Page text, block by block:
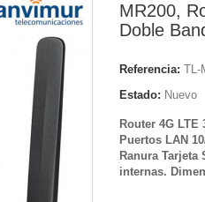
MR200,
Doble
Referencia: TL-
Estado: Nuevo
Router 4G LTE
Puertos LAN
Ranura Tarjeta
internas.